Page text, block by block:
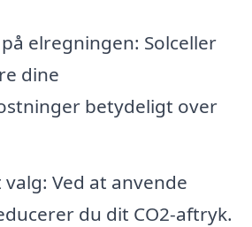
elregningen: Solceller
dine
betydeligt over
Ved at anvende
du dit CO2-aftryk.